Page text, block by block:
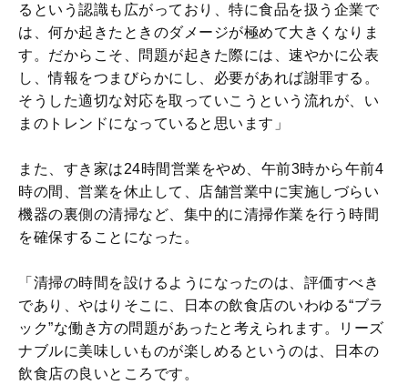
るという認識も広がっており、特に食品を扱う企業で
は、何か起きたときのダメージが極めて大きくなりま
す。だからこそ、問題が起きた際には、速やかに公表
し、情報をつまびらかにし、必要があれば謝罪する。
そうした適切な対応を取っていこうという流れが、い
まのトレンドになっていると思います」
また、すき家は24時間営業をやめ、午前3時から午前4
時の間、営業を休止して、店舗営業中に実施しづらい
機器の裏側の清掃など、集中的に清掃作業を行う時間
を確保することになった。
「清掃の時間を設けるようになったのは、評価すべき
であり、やはりそこに、日本の飲食店のいわゆる“ブラ
ック”な働き方の問題があったと考えられます。リーズ
ナブルに美味しいものが楽しめるというのは、日本の
飲食店の良いところです。